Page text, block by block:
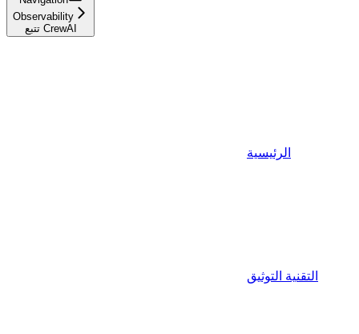
Observability
تتبع CrewAI
الرئيسية
التقنية التوثيق